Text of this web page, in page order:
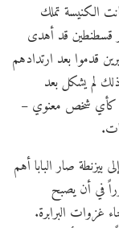
الكنيسة تملك
قسطنطين قد أهدى
قدموا بعد ارتدادهم
لم يشكل بعد
– كأي شخص معنوي –
صار البابا أهم
في أن يصبح
غزوات البرابرة.